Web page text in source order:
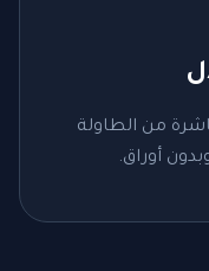
من الطاولة
أوراق.